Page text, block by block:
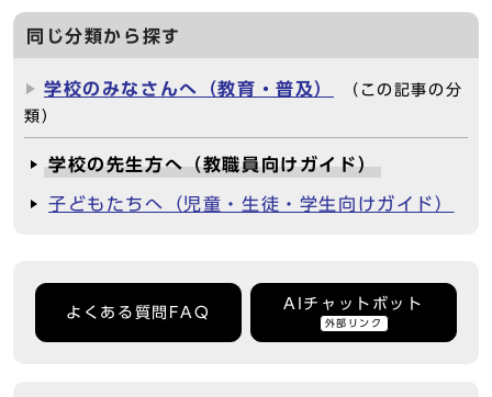
同じ分類から探す
学校のみなさんへ（教育・普及）
（この記事の分
類）
学校の先生方へ（教職員向けガイド）
子どもたちへ（児童・生徒・学生向けガイド）
よくある質問FAQ
AIチャットボット
外部リンク